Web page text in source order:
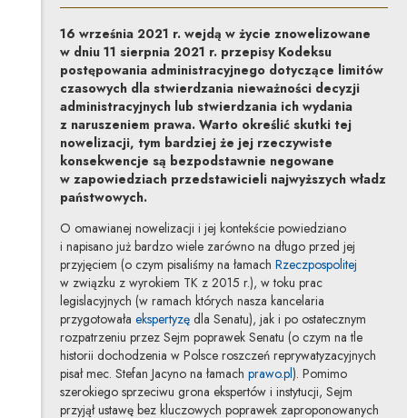
16 września 2021 r. wejdą w życie znowelizowane
w dniu 11 sierpnia 2021 r. przepisy Kodeksu
postępowania administracyjnego dotyczące limitów
czasowych dla stwierdzania nieważności decyzji
administracyjnych lub stwierdzania ich wydania
z naruszeniem prawa. Warto określić skutki tej
nowelizacji, tym bardziej że jej rzeczywiste
konsekwencje są bezpodstawnie negowane
w zapowiedziach przedstawicieli najwyższych władz
państwowych.
O omawianej nowelizacji i jej kontekście powiedziano
i napisano już bardzo wiele zarówno na długo przed jej
przyjęciem (o czym pisaliśmy na łamach RzeczpospolitejUwaga,
w związku z wyrokiem TK z 2015 r.), w toku prac
legislacyjnych (w ramach których nasza kancelaria
przygotowała ekspertyzęUwaga, link zostanie otwarty w nowym
dla Senatu), jak i po ostatecznym
rozpatrzeniu przez Sejm poprawek Senatu (o czym na tle
historii dochodzenia w Polsce roszczeń reprywatyzacyjnych
pisał mec. Stefan Jacyno na łamach prawo.plUwaga, link zostanie
). Pomimo
szerokiego sprzeciwu grona ekspertów i instytucji, Sejm
przyjął ustawę bez kluczowych poprawek zaproponowanych